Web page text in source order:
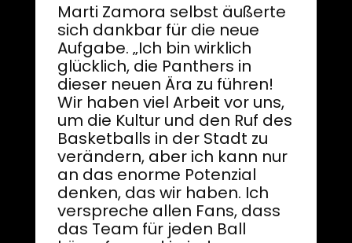
Marti Zamora selbst äußerte
sich dankbar für die neue
Aufgabe. „Ich bin wirklich
glücklich, die Panthers in
dieser neuen Ära zu führen!
Wir haben viel Arbeit vor uns,
um die Kultur und den Ruf des
Basketballs in der Stadt zu
verändern, aber ich kann nur
an das enorme Potenzial
denken, das wir haben. Ich
verspreche allen Fans, dass
das Team für jeden Ball